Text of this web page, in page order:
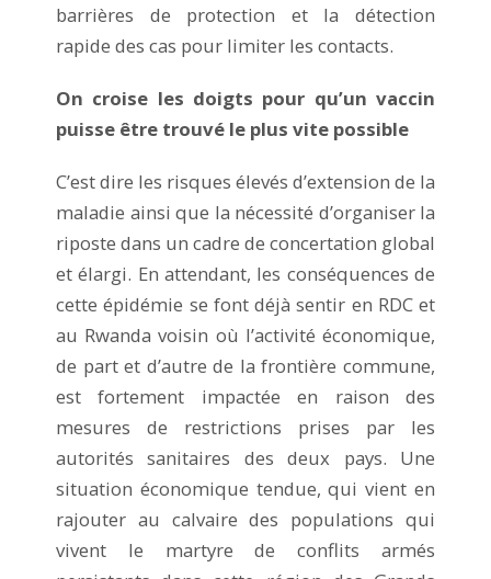
barrières de protection et la détection
rapide des cas pour limiter les contacts.
On croise les doigts pour qu’un vaccin
puisse être trouvé le plus vite possible
C’est dire les risques élevés d’extension de la
maladie ainsi que la nécessité d’organiser la
riposte dans un cadre de concertation global
et élargi. En attendant, les conséquences de
cette épidémie se font déjà sentir en RDC et
au Rwanda voisin où l’activité économique,
de part et d’autre de la frontière commune,
est fortement impactée en raison des
mesures de restrictions prises par les
autorités sanitaires des deux pays. Une
situation économique tendue, qui vient en
rajouter au calvaire des populations qui
vivent le martyre de conflits armés